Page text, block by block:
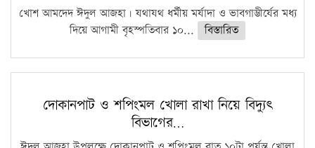
খোশ আমদেদ ঈদুল আজহা। যথাযথ ধর্মীয় মর্যাদা ও ভাবগাম্ভীর্যের মধ্য
দিয়ে আগামী বৃহস্পতিবার ১০...
বিস্তারিত
দোকানপাট ও শপিংমল খোলা রাখা নিয়ে বিদ্যুৎ
বিভাগের…